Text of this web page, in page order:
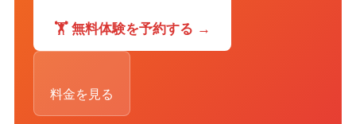
🏋️ 無料体験を予約する →
料金を見る